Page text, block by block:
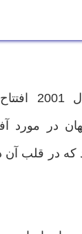
موزه
در مورد
در قلب آن